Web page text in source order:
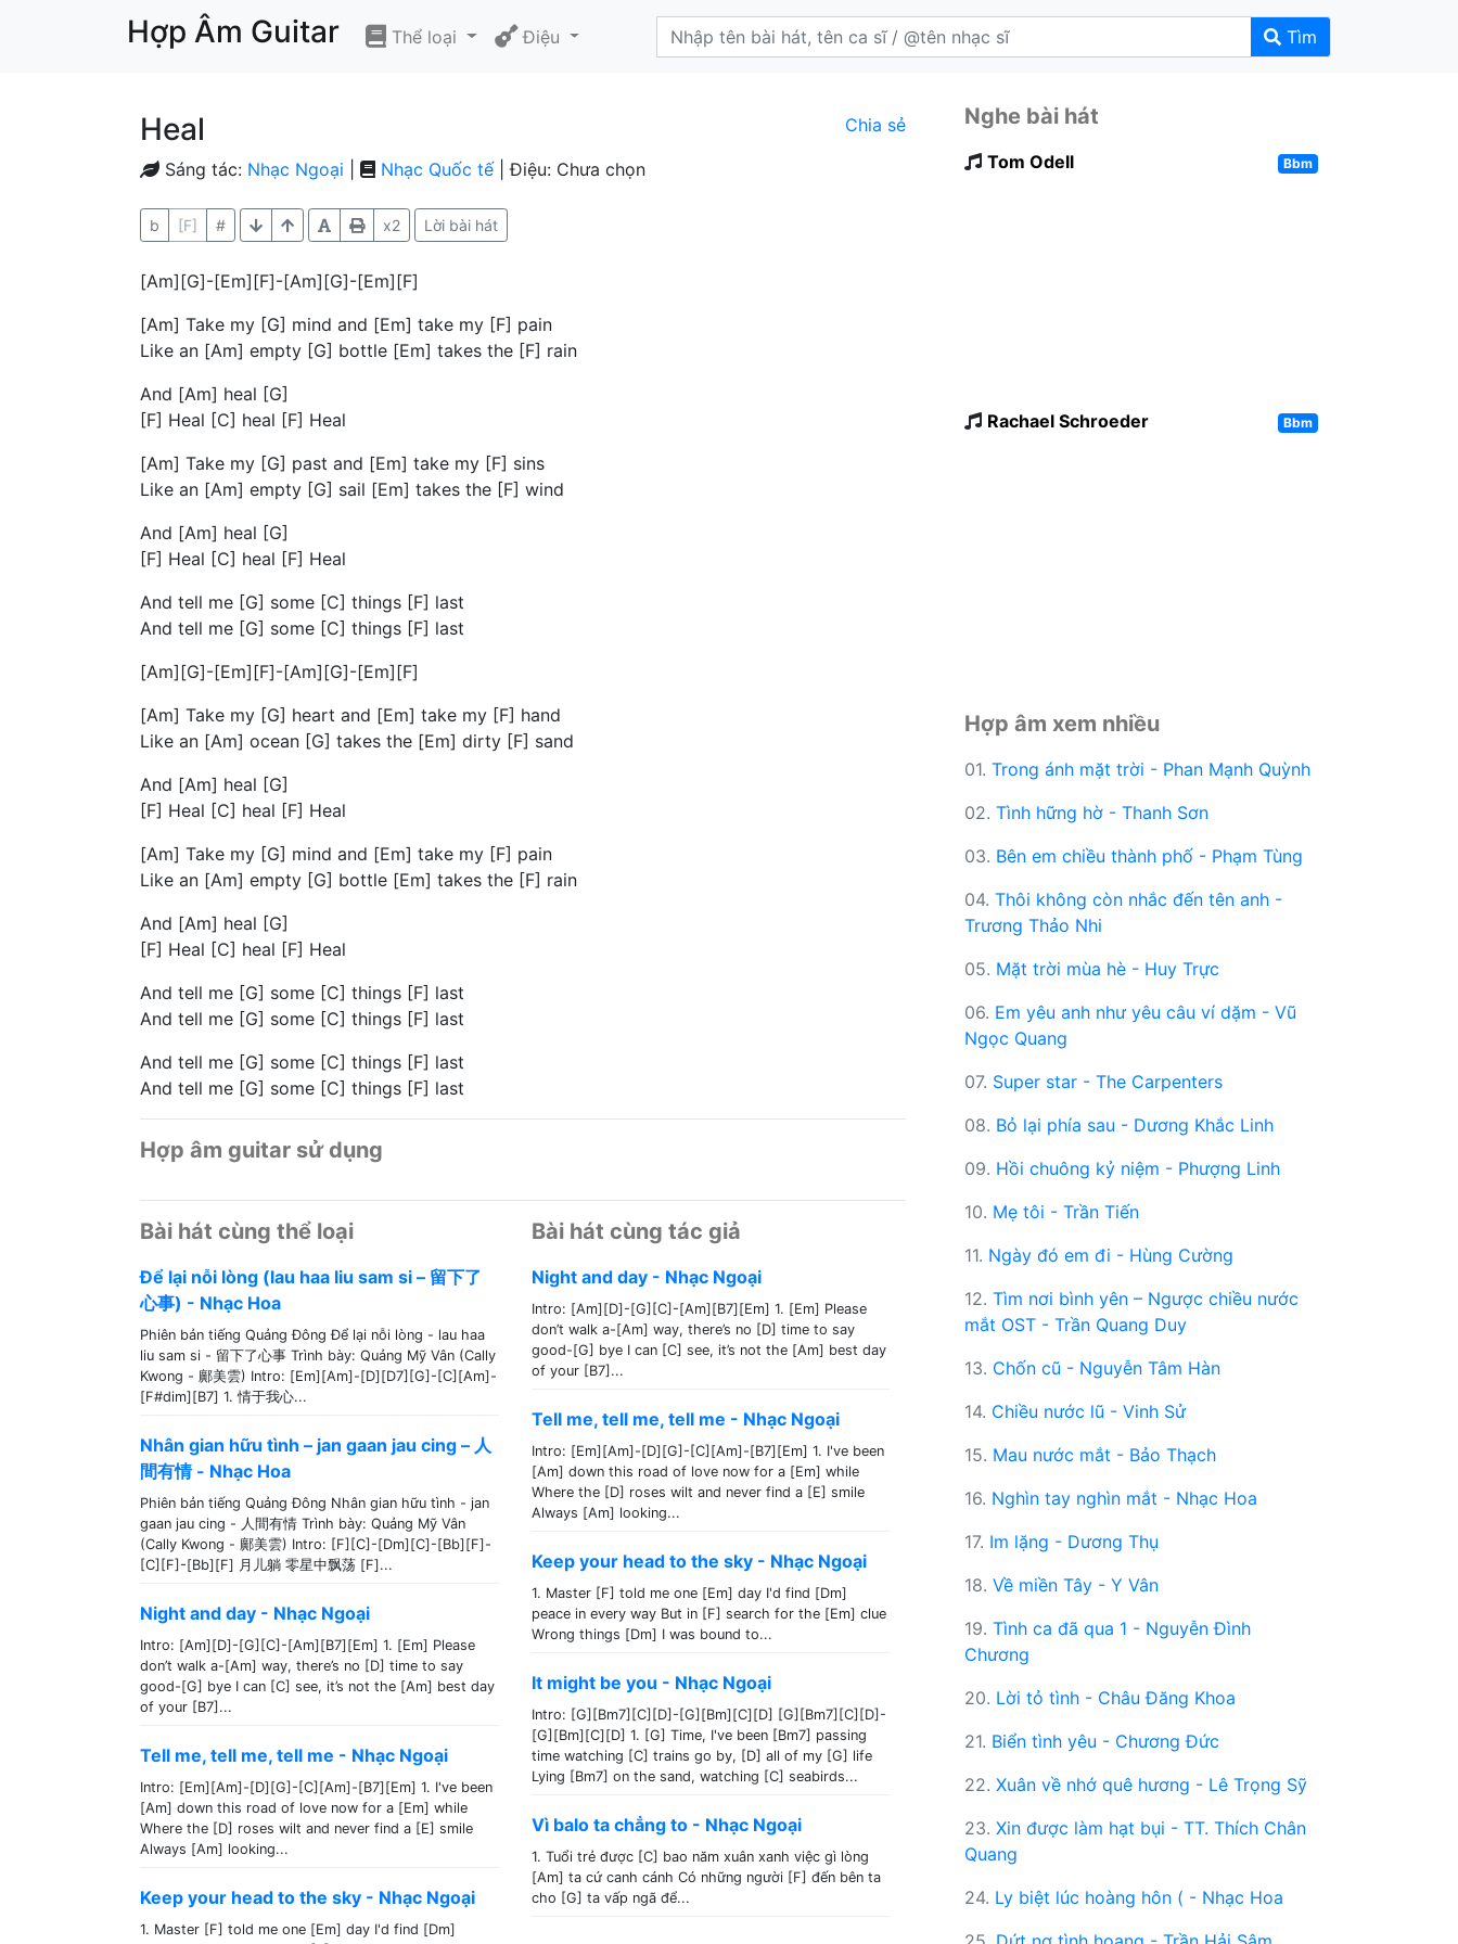
Hợp Âm Guitar Thể loại Điệu Tìm
Heal Chia sẻ
Sáng tác: Nhạc Ngoại Nhạc Quốc tế| Điệu: Chưa chọn
b [F] # x2 Lời bài hát
[Am][G]-[Em][F]-[Am][G]-[Em][F]
[Am] Take my [G] mind and [Em] take my [F] pain
Like an [Am] empty [G] bottle [Em] takes the [F] rain
And [Am] heal [G]
[F] Heal [C] heal [F] Heal
[Am] Take my [G] past and [Em] take my [F] sins
Like an [Am] empty [G] sail [Em] takes the [F] wind
And [Am] heal [G]
[F] Heal [C] heal [F] Heal
And tell me [G] some [C] things [F] last
And tell me [G] some [C] things [F] last
[Am][G]-[Em][F]-[Am][G]-[Em][F]
[Am] Take my [G] heart and [Em] take my [F] hand
Like an [Am] ocean [G] takes the [Em] dirty [F] sand
And [Am] heal [G]
[F] Heal [C] heal [F] Heal
[Am] Take my [G] mind and [Em] take my [F] pain
Like an [Am] empty [G] bottle [Em] takes the [F] rain
And [Am] heal [G]
[F] Heal [C] heal [F] Heal
And tell me [G] some [C] things [F] last
And tell me [G] some [C] things [F] last
And tell me [G] some [C] things [F] last
And tell me [G] some [C] things [F] last
Hợp âm guitar sử dụng
Bài hát cùng thể loại
Để lại nỗi lòng (lau haa liu sam si – 留下了
心事) - Nhạc Hoa
Phiên bản tiếng Quảng Đông Để lại nỗi lòng - lau haa
liu sam si - 留下了心事 Trình bày: Quảng Mỹ Vân (Cally
Kwong - 鄺美雲) Intro: [Em][Am]-[D][D7][G]-[C][Am]-
[F#dim][B7] 1. 情于我心...
Nhân gian hữu tình – jan gaan jau cing – 人
間有情 - Nhạc Hoa
Phiên bản tiếng Quảng Đông Nhân gian hữu tình - jan
gaan jau cing - 人間有情 Trình bày: Quảng Mỹ Vân
(Cally Kwong - 鄺美雲) Intro: [F][C]-[Dm][C]-[Bb][F]-
[C][F]-[Bb][F] 月儿躺 零星中飘荡 [F]...
Night and day - Nhạc Ngoại
Intro: [Am][D]-[G][C]-[Am][B7][Em] 1. [Em] Please
don’t walk a-[Am] way, there’s no [D] time to say
good-[G] bye I can [C] see, it’s not the [Am] best day
of your [B7]...
Tell me, tell me, tell me - Nhạc Ngoại
Intro: [Em][Am]-[D][G]-[C][Am]-[B7][Em] 1. I've been
[Am] down this road of love now for a [Em] while
Where the [D] roses wilt and never find a [E] smile
Always [Am] looking...
Keep your head to the sky - Nhạc Ngoại
1. Master [F] told me one [Em] day I'd find [Dm]
Bài hát cùng tác giả
Night and day - Nhạc Ngoại
Intro: [Am][D]-[G][C]-[Am][B7][Em] 1. [Em] Please
don’t walk a-[Am] way, there’s no [D] time to say
good-[G] bye I can [C] see, it’s not the [Am] best day
of your [B7]...
Tell me, tell me, tell me - Nhạc Ngoại
Intro: [Em][Am]-[D][G]-[C][Am]-[B7][Em] 1. I've been
[Am] down this road of love now for a [Em] while
Where the [D] roses wilt and never find a [E] smile
Always [Am] looking...
Keep your head to the sky - Nhạc Ngoại
1. Master [F] told me one [Em] day I'd find [Dm]
peace in every way But in [F] search for the [Em] clue
Wrong things [Dm] I was bound to...
It might be you - Nhạc Ngoại
Intro: [G][Bm7][C][D]-[G][Bm][C][D] [G][Bm7][C][D]-
[G][Bm][C][D] 1. [G] Time, I've been [Bm7] passing
time watching [C] trains go by, [D] all of my [G] life
Lying [Bm7] on the sand, watching [C] seabirds...
Vì balo ta chẳng to - Nhạc Ngoại
1. Tuổi trẻ được [C] bao năm xuân xanh việc gì lòng
[Am] ta cứ canh cánh Có những người [F] đến bên ta
cho [G] ta vấp ngã để...
Nghe bài hát
Tom Odell Bbm
Rachael Schroeder Bbm
Hợp âm xem nhiều
01. Trong ánh mặt trời - Phan Mạnh Quỳnh
02. Tình hững hờ - Thanh Sơn
03. Bên em chiều thành phố - Phạm Tùng
04. Thôi không còn nhắc đến tên anh -
Trương Thảo Nhi
05. Mặt trời mùa hè - Huy Trực
06. Em yêu anh như yêu câu ví dặm - Vũ
Ngọc Quang
07. Super star - The Carpenters
08. Bỏ lại phía sau - Dương Khắc Linh
09. Hồi chuông kỷ niệm - Phượng Linh
10. Mẹ tôi - Trần Tiến
11. Ngày đó em đi - Hùng Cường
12. Tìm nơi bình yên – Ngược chiều nước
mắt OST - Trần Quang Duy
13. Chốn cũ - Nguyễn Tâm Hàn
14. Chiều nước lũ - Vinh Sử
15. Mau nước mắt - Bảo Thạch
16. Nghìn tay nghìn mắt - Nhạc Hoa
17. Im lặng - Dương Thụ
18. Về miền Tây - Y Vân
19. Tình ca đã qua 1 - Nguyễn Đình
Chương
20. Lời tỏ tình - Châu Đăng Khoa
21. Biển tình yêu - Chương Đức
22. Xuân về nhớ quê hương - Lê Trọng Sỹ
23. Xin được làm hạt bụi - TT. Thích Chân
Quang
24. Ly biệt lúc hoàng hôn ( - Nhạc Hoa